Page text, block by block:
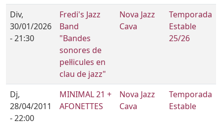
Div,
30/01/2026
- 21:30
Fredi's Jazz
Band
"Bandes
sonores de
pel·licules en
clau de jazz"
Nova Jazz
Cava
Temporada
Estable
25/26
Dj,
28/04/2011
- 22:00
MINIMAL 21 +
AFONETTES
Nova Jazz
Cava
Temporada
Estable